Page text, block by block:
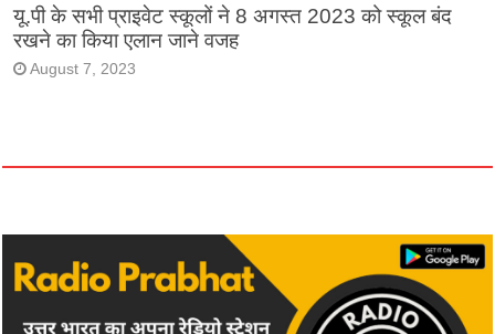
यू.पी के सभी प्राइवेट स्कूलों ने 8 अगस्त 2023 को स्कूल बंद
रखने का किया एलान जाने वजह
August 7, 2023